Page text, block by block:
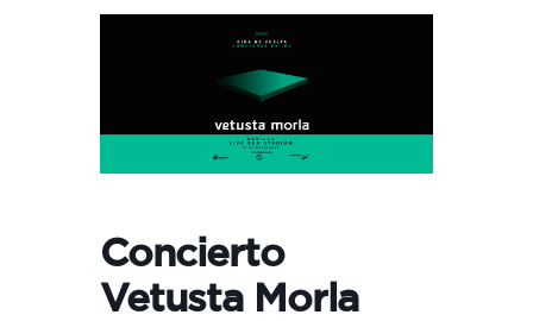
Concierto
Vetusta Morla